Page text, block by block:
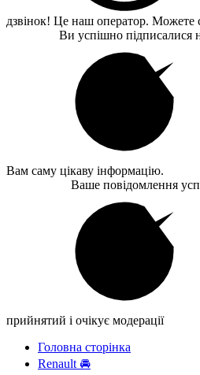
дзвінок! Це наш оператор. Можете
Ви успішно підписалися
Вам саму цікаву інформацію.
Ваше повідомлення
прийнятий і очікує модерації
Головна сторінка
Renault 🚘